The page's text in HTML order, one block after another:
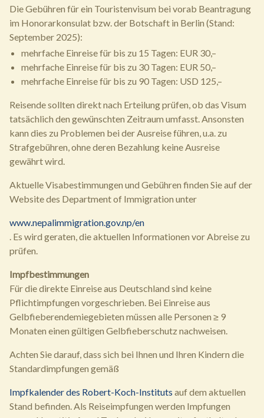
Die Gebühren für ein Touristenvisum bei vorab Beantragung
im Honorarkonsulat bzw. der Botschaft in Berlin (Stand:
September 2025):
mehrfache Einreise für bis zu 15 Tagen: EUR 30,–
mehrfache Einreise für bis zu 30 Tagen: EUR 50,–
mehrfache Einreise für bis zu 90 Tagen: USD 125,–
Reisende sollten direkt nach Erteilung prüfen, ob das Visum
tatsächlich den gewünschten Zeitraum umfasst. Ansonsten
kann dies zu Problemen bei der Ausreise führen, u.a. zu
Strafgebühren, ohne deren Bezahlung keine Ausreise
gewährt wird.
Aktuelle Visabestimmungen und Gebühren finden Sie auf der
Website des Department of Immigration unter
www.nepalimmigration.gov.np/en
. Es wird geraten, die aktuellen Informationen vor Abreise zu
prüfen.
Impfbestimmungen
Für die direkte Einreise aus Deutschland sind keine
Pflichtimpfungen vorgeschrieben. Bei Einreise aus
Gelbfieberendemiegebieten müssen alle Personen ≥ 9
Monaten einen gültigen Gelbfieberschutz nachweisen.
Achten Sie darauf, dass sich bei Ihnen und Ihren Kindern die
Standardimpfungen gemäß
Impfkalender des Robert-Koch-Instituts auf dem aktuellen
Stand befinden. Als Reiseimpfungen werden Impfungen